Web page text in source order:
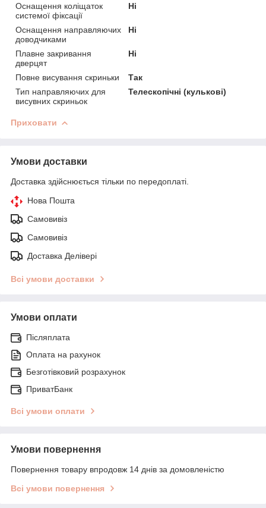
Оснащення коліщаток
системої фіксації
Ні
Оснащення направляючих
доводчиками
Ні
Плавне закривання
дверцят
Ні
Повне висування скриньки
Так
Тип направляючих для
висувних скриньок
Телескопічні (кулькові)
Приховати
Умови доставки
Доставка здійснюється тільки по передоплаті.
Нова Пошта
Самовивіз
Самовивіз
Доставка Делівері
Всі умови доставки
Умови оплати
Післяплата
Оплата на рахунок
Безготівковий розрахунок
ПриватБанк
Всі умови оплати
Умови повернення
Повернення товару впродовж 14 днів за домовленістю
Всі умови повернення